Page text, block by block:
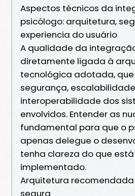
Aspectos técnicos da
psicólogo: arquitetura,
experiencia do usuário
A qualidade da
diretamente ligada à
tecnológica adotada, que
segurança,
interoperabilidade dos
envolvidos. Entender as
fundamental para que o
apenas delegue o
tenha clareza do que
implementado.
Arquitetura
segura